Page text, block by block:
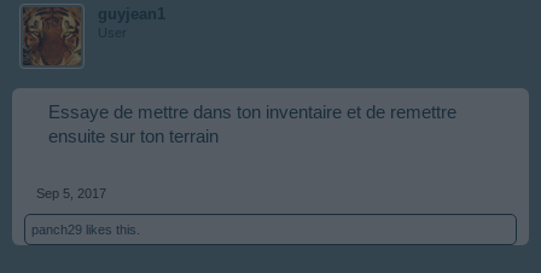
guyjean1
User
Essaye de mettre dans ton inventaire et de remettre
ensuite sur ton terrain
Sep 5, 2017
panch29 likes this.